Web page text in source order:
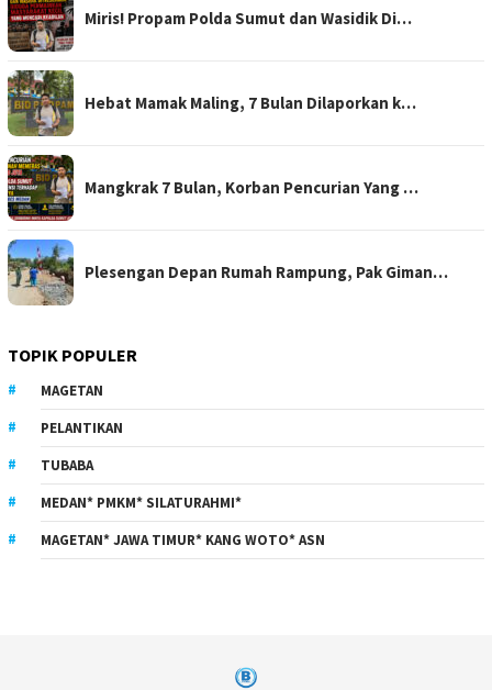
Miris! Propam Polda Sumut dan Wasidik Di…
Hebat Mamak Maling, 7 Bulan Dilaporkan k…
Mangkrak 7 Bulan, Korban Pencurian Yang …
Plesengan Depan Rumah Rampung, Pak Giman…
TOPIK POPULER
MAGETAN
PELANTIKAN
TUBABA
MEDAN* PMKM* SILATURAHMI*
MAGETAN* JAWA TIMUR* KANG WOTO* ASN